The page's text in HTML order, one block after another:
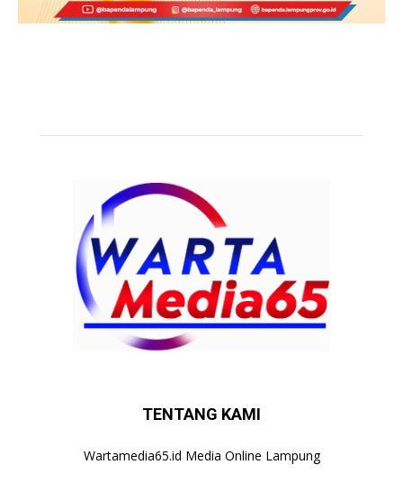
TENTANG KAMI
Wartamedia65.id Media Online Lampung